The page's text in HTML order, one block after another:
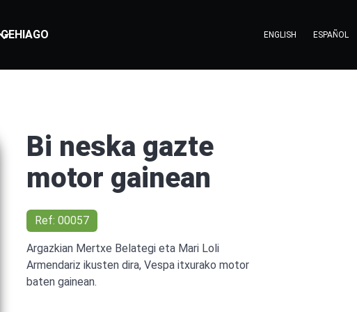
GEHIAGO ENGLISH ESPAÑOL
Bi neska gazte
motor gainean
Ref: 00057
Argazkian Mertxe Belategi eta Mari Loli
Armendariz ikusten dira, Vespa itxurako motor
baten gainean.